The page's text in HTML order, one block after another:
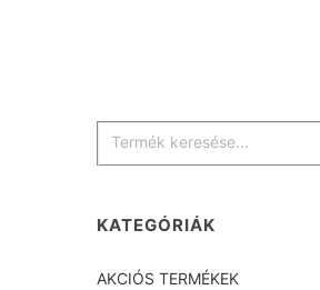
KATEGÓRIÁK
AKCIÓS TERMÉKEK